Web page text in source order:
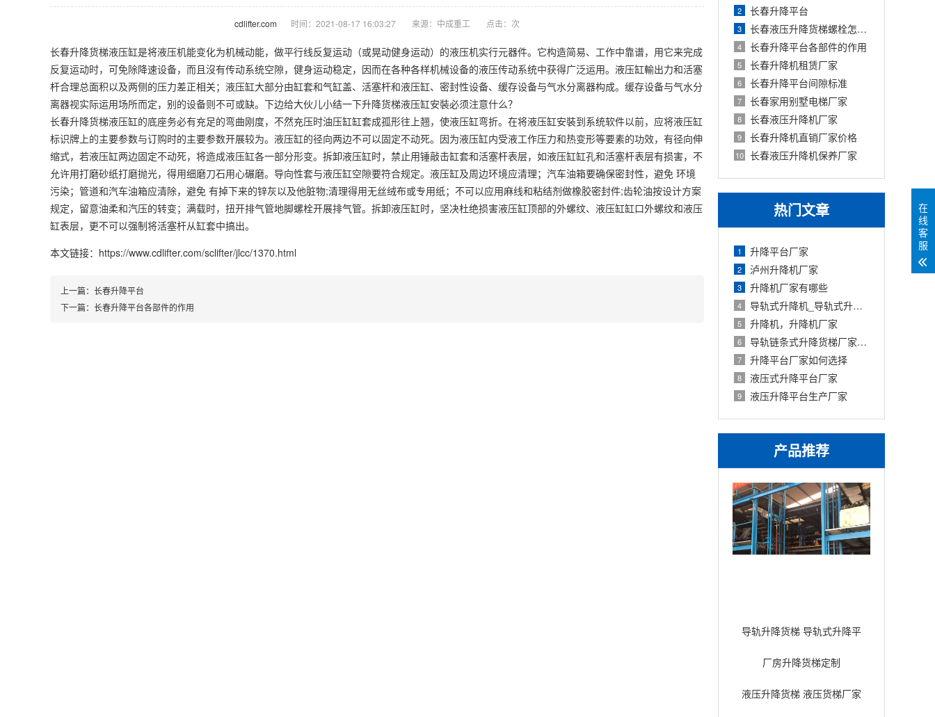
2 长春升降平台
3 长春液压升降货梯螺栓怎么紧固
4 长春升降平台各部件的作用
5 长春升降机租赁厂家
6 长春升降平台间隙标准
7 长春家用别墅电梯厂家
8 长春液压升降机厂家
9 长春升降机直销厂家价格
10 长春液压升降机保养厂家
热门文章
1 升降平台厂家
2 泸州升降机厂家
3 升降机厂家有哪些
4 导轨式升降机_导轨式升降平台厂家
5 升降机，升降机厂家
6 导轨链条式升降货梯厂家定制
7 升降平台厂家如何选择
8 液压式升降平台厂家
9 液压升降平台生产厂家
产品推荐
导轨升降货梯 导轨式升降平
厂房升降货梯定制
液压升降货梯 液压货梯厂家
cdlifter.com 时间：2021-08-17 16:03:27 来源：中成重工 点击： 次
长春升降货梯液压缸是将液压机能变化为机械动能，做平行线反复运动（或晃动健身运动）的液压机实行元器件。它构造简易、工作中靠谱，用它来完成
反复运动时，可免除降速设备，而且沒有传动系统空隙，健身运动稳定，因而在各种各样机械设备的液压传动系统中获得广泛运用。液压缸輸出力和活塞
杆合理总面积以及两侧的压力差正相关；液压缸大部分由缸套和气缸盖、活塞杆和液压缸、密封性设备、缓存设备与气水分离器构成。缓存设备与气水分
离器视实际运用场所而定，别的设备则不可或缺。下边给大伙儿小结一下升降货梯液压缸安裝必须注意什么？
长春升降货梯液压缸的底座务必有充足的弯曲刚度，不然充压时油压缸缸套成孤形往上翘，使液压缸弯折。在将液压缸安裝到系统软件以前，应将液压缸
标识牌上的主要参数与订购时的主要参数开展较为。液压缸的径向两边不可以固定不动死。因为液压缸内受液工作压力和热变形等要素的功效，有径向伸
缩式，若液压缸两边固定不动死，将造成液压缸各一部分形变。拆卸液压缸时，禁止用锤敲击缸套和活塞杆表层，如液压缸缸孔和活塞杆表层有损害，不
允许用打磨砂纸打磨抛光，得用细磨刀石用心碾磨。导向性套与液压缸空隙要符合规定。液压缸及周边环境应清理；汽车油箱要确保密封性，避免 环境
污染；管道和汽车油箱应清除，避免 有掉下来的锌灰以及他脏物;清理得用无丝绒布或专用纸；不可以应用麻线和粘结剂做橡胶密封件;齿轮油按设计方案
规定，留意油柔和汽压的转变；满载时，扭开排气管地脚螺栓开展排气管。拆卸液压缸时，坚决杜绝损害液压缸顶部的外螺纹、液压缸缸口外螺纹和液压
缸表层，更不可以强制将活塞杆从缸套中搞出。
本文链接：https://www.cdlifter.com/sclifter/jlcc/1370.html
上一篇： 长春升降平台
下一篇： 长春升降平台各部件的作用
在
线
客
服